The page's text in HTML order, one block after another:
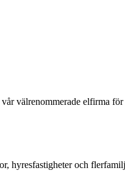
elfirma
hyresfastigheter och